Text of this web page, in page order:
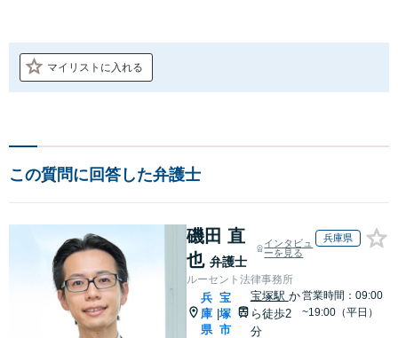
マイリストに入れる
この質問に回答した弁護士
磯田 直
也 弁護士
インタビュ
ーを見る
兵庫県
ルーセント法律事務所
兵
庫
県
|
宝
塚
市
宝塚駅 か
ら徒歩2
分
営業時間：09:00
~19:00（平日）